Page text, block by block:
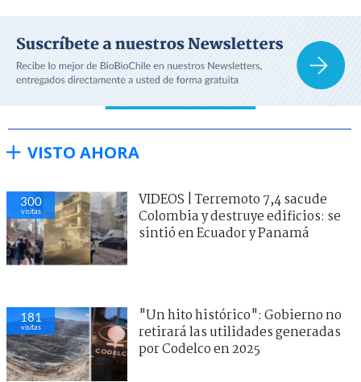
VISTO AHORA
300
visitas
VIDEOS | Terremoto 7,4 sacude
Colombia y destruye edificios: se
sintió en Ecuador y Panamá
181
visitas
"Un hito histórico": Gobierno no
retirará las utilidades generadas
por Codelco en 2025